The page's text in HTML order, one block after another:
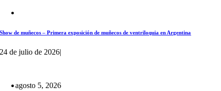
Show de muñecos – Primera exposición de muñecos de ventriloquia en Argentina
24 de julio de 2026|
agosto 5, 2026